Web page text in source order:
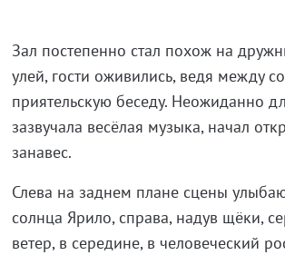
Зал постепенно стал похож на
улей, гости оживились, ведя между
приятельскую беседу. Неожиданно
зазвучала весёлая музыка, начал
занавес.
Слева на заднем плане сцены
солнца Ярило, справа, надув щёки,
ветер, в середине, в человеческий